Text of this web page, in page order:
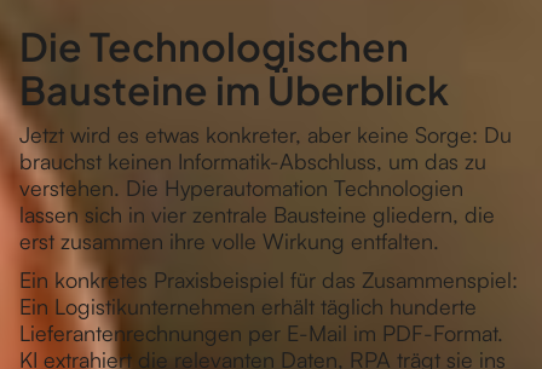
Die Technologischen
Bausteine im Überblick
Jetzt wird es etwas konkreter, aber keine Sorge: Du
brauchst keinen Informatik-Abschluss, um das zu
verstehen. Die Hyperautomation Technologien
lassen sich in vier zentrale Bausteine gliedern, die
erst zusammen ihre volle Wirkung entfalten.
Ein konkretes Praxisbeispiel für das Zusammenspiel:
Ein Logistikunternehmen erhält täglich hunderte
Lieferantenrechnungen per E-Mail im PDF-Format.
KI extrahiert die relevanten Daten, RPA trägt sie ins